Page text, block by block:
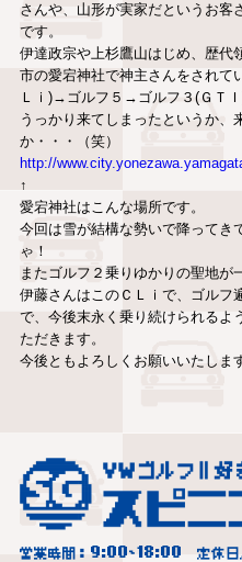
さんや、山形が実家だというお客
です。
伊達政宗や上杉鷹山はじめ、歴代
市の愛宕神社で神主さんをされて
Ｌｉ)→ゴルフ５→ゴルフ３(ＧＴ
うっかり来てしまったというか、
か・・・（笑）
http://
↑
愛宕神社はこんな場所です。
今回は雪が結構な勢いで降ってき
ゃ！
またゴルフ２乗りゆかりの聖地が
伊藤さんはこのＣＬｉで、ゴルフ
で、今後末永く乗り続けられるよ
ただきます。
今後ともよろしくお願いいたしま
営業時間： 9:00~18:00
定休日